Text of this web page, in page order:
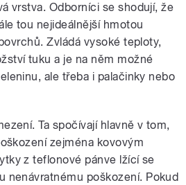
vrstva. Odborníci se shodují, že
tou nejideálnější hmotou
Zvládá vysoké teploty,
tuku a je na něm možné
ale třeba i palačinky nebo
Ta spočívají hlavně v tom,
zejména kovovým
z teflonové pánve lžící se
nenávratnému poškození. Pokud